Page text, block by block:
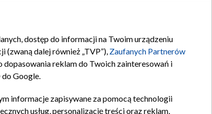
Kontakt
dostęp do informacji na Twoim urządzeniu
(zwaną dalej również „TVP”), Zaufanych Partnerów
reklam do Twoich zainteresowań i
Google.
informacje zapisywane za pomocą technologii
usług, personalizację treści oraz reklam,